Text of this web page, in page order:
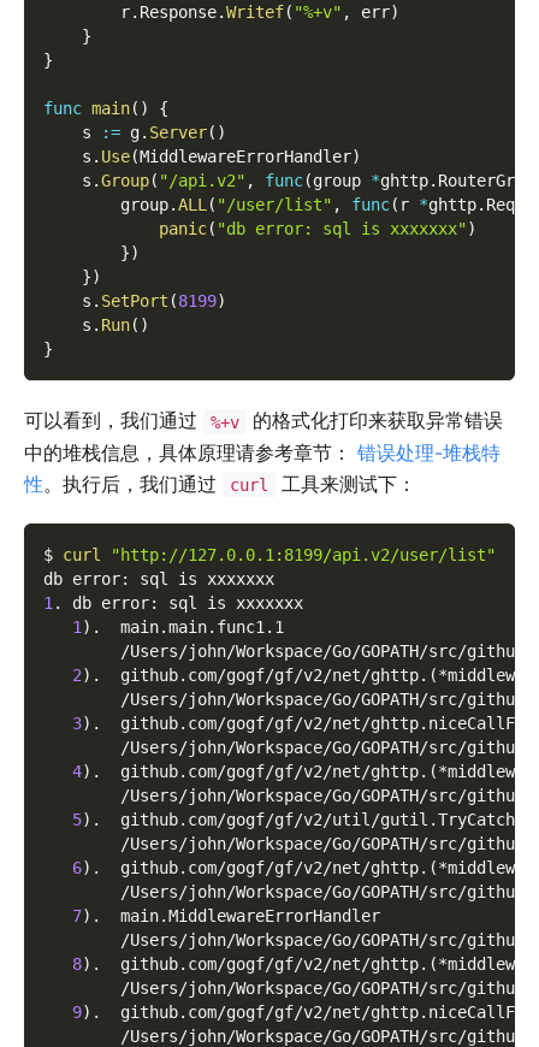
        r
. Response.Writef( "%+v" , err)
}
}
func main( )
{
    s
:= g. Server( )
    s
. Use(MiddlewareErrorHandler)
    s
.Group( "/api.v2" , func(group *ghttp.
        group
.ALL( "/user/list" , func( r *ghttp.
panic( "db error: sql is xxxxxxx")
})
})
    s
. SetPort (8199)
    s
. Run( )
}
可以看到，我们通过 %+v
的格式化打印来获取异常错误
中的堆栈信息，具体原理请参考章节： 错误处理-堆栈特
性。执行后，我们通过 curl 工具来测试下：
$ curl
"http://127.0.0.1:8199/api.v2/user/list"
db error: sql is xxxxxxx
1 . db error: sql is xxxxxxx
1 ) .  main.main.func1.1
/Users/john/Workspace/Go/GOPATH/src/
2) .  github.com/gogf/gf/v2/net/ghttp. (
/Users/john/Workspace/Go/GOPATH/src/
3) .  github.com/gogf/gf/v2/net/
/Users/john/Workspace/Go/GOPATH/src/
4) .  github.com/gogf/gf/v2/net/ghttp. (
/Users/john/Workspace/Go/GOPATH/src/
5) .  github.com/gogf/gf/v2/util/gutil.TryCatch
/Users/john/Workspace/Go/GOPATH/src/
6) .  github.com/gogf/gf/v2/net/ghttp. (
/Users/john/Workspace/Go/GOPATH/src/
7) .  main.MiddlewareErrorHandler
/Users/john/Workspace/Go/GOPATH/src/
8) .  github.com/gogf/gf/v2/net/ghttp. (
/Users/john/Workspace/Go/GOPATH/src/
9) .  github.com/gogf/gf/v2/net/
/Users/john/Workspace/Go/GOPATH/src/